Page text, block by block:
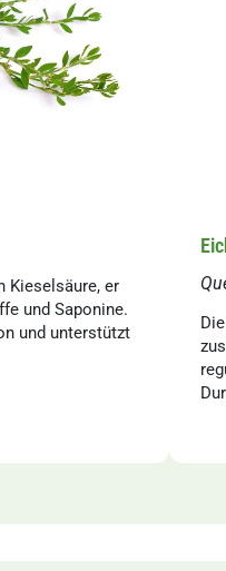
Kieselsäure, er
und Saponine.
und unterstützt